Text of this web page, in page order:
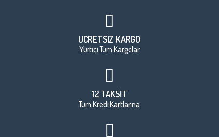
ÜCRETSİZ KARGO
Yurtiçi Tüm Kargolar
12 TAKSİT
Tüm Kredi Kartlarına